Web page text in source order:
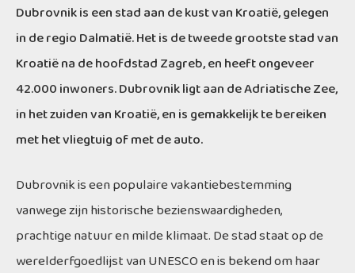
Dubrovnik is een stad aan de kust van Kroatië, gelegen
in de regio Dalmatië. Het is de tweede grootste stad van
Kroatië na de hoofdstad Zagreb, en heeft ongeveer
42.000 inwoners. Dubrovnik ligt aan de Adriatische Zee,
in het zuiden van Kroatië, en is gemakkelijk te bereiken
met het vliegtuig of met de auto.
Dubrovnik is een populaire vakantiebestemming
vanwege zijn historische bezienswaardigheden,
prachtige natuur en milde klimaat. De stad staat op de
werelderfgoedlijst van UNESCO en is bekend om haar